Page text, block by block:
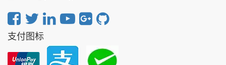
支付图标